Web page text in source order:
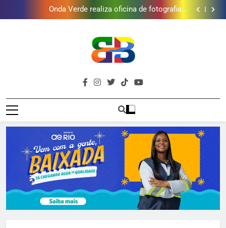
ainda registra mais de mil vítimas em 2025, aponta
Onda Verde realiza oficina de fotografia e
conservação ambiental em Xerém
Nilópolis na Campanha Nacional de Multivacinação
de teatro, canto e balé em Japeri
Baixada Fluminense reduz letalidade violenta, mas
ainda registra mais de mil vítimas em 2025, aponta
Onda Verde realiza oficina de fotografia e
conservação ambiental em Xerém
Nilópolis na Campanha Nacional de Multivacinação
Grupo Código abre 100 vagas gratuitas para oficinas
ainda registra mais de mil vítimas em 2025, aponta
Brava
Baixada
Baixada Fluminense Em Destaque!